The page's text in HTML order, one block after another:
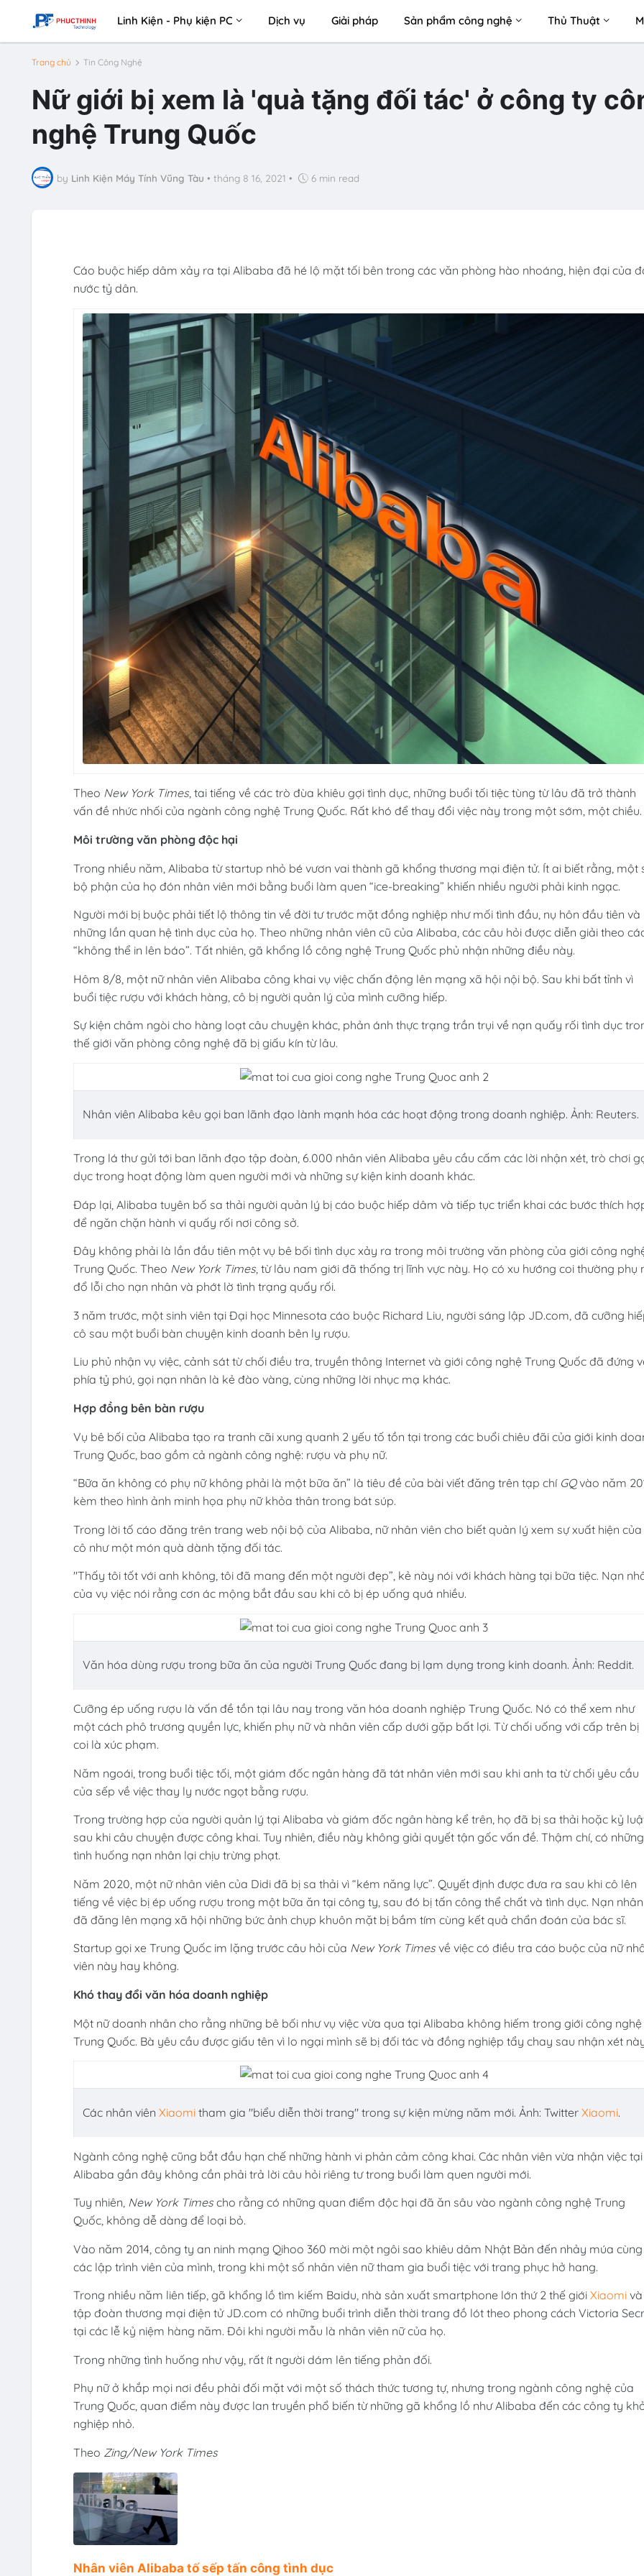
Linh Kiện - Phụ kiện PC Dịch vụ Giải pháp Sản phẩm công nghệ Thủ Thuật
Trang chủ Tin Công Nghệ
Nữ giới bị xem là 'quà tặng đối tác' ở công ty
nghệ Trung Quốc
by Linh Kiện Máy Tính Vũng Tàu • tháng 8 16, 2021 • 6 min read
Cáo buộc hiếp dâm xảy ra tại Alibaba đã hé lộ mặt tối bên trong các văn phòng hào nhoáng, hiện đại của
nước tỷ dân.
Theo New York Times, tai tiếng về các trò đùa khiêu gợi tình dục, những buổi tối tiệc tùng từ lâu đã trở thành
vấn đề nhức nhối của ngành công nghệ Trung Quốc. Rất khó để thay đổi việc này trong một sớm, một chiều.
Môi trường văn phòng độc hại
Trong nhiều năm, Alibaba từ startup nhỏ bé vươn vai thành gã khổng thương mại điện tử. Ít ai biết rằng, một
bộ phận của họ đón nhân viên mới bằng buổi làm quen “ice-breaking” khiến nhiều người phải kinh ngạc.
Người mới bị buộc phải tiết lộ thông tin về đời tư trước mặt đồng nghiệp như mối tình đầu, nụ hôn đầu tiên và
những lần quan hệ tình dục của họ. Theo những nhân viên cũ của Alibaba, các câu hỏi được diễn giải theo
“không thể in lên báo”. Tất nhiên, gã khổng lồ công nghệ Trung Quốc phủ nhận những điều này.
Hôm 8/8, một nữ nhân viên Alibaba công khai vụ việc chấn động lên mạng xã hội nội bộ. Sau khi bất tỉnh vì
buổi tiệc rượu với khách hàng, cô bị người quản lý của mình cưỡng hiếp.
Sự kiện châm ngòi cho hàng loạt câu chuyện khác, phản ánh thực trạng trần trụi về nạn quấy rối tình dục
thế giới văn phòng công nghệ đã bị giấu kín từ lâu.
Nhân viên Alibaba kêu gọi ban lãnh đạo lành mạnh hóa các hoạt động trong doanh nghiệp. Ảnh: Reuters.
Trong lá thư gửi tới ban lãnh đạo tập đoàn, 6.000 nhân viên Alibaba yêu cầu cấm các lời nhận xét, trò chơi
dục trong hoạt động làm quen người mới và những sự kiện kinh doanh khác.
Đáp lại, Alibaba tuyên bố sa thải người quản lý bị cáo buộc hiếp dâm và tiếp tục triển khai các bước thích
để ngăn chặn hành vi quấy rối nơi công sở.
Đây không phải là lần đầu tiên một vụ bê bối tình dục xảy ra trong môi trường văn phòng của giới công
Trung Quốc. Theo New York Times, từ lâu nam giới đã thống trị lĩnh vực này. Họ có xu hướng coi thường phụ
đổ lỗi cho nạn nhân và phớt lờ tình trạng quấy rối.
3 năm trước, một sinh viên tại Đại học Minnesota cáo buộc Richard Liu, người sáng lập JD.com, đã cưỡng
cô sau một buổi bàn chuyện kinh doanh bên ly rượu.
Liu phủ nhận vụ việc, cảnh sát từ chối điều tra, truyền thông Internet và giới công nghệ Trung Quốc đã đứng
phía tỷ phú, gọi nạn nhân là kẻ đào vàng, cùng những lời nhục mạ khác.
Hợp đồng bên bàn rượu
Vụ bê bối của Alibaba tạo ra tranh cãi xung quanh 2 yếu tố tồn tại trong các buổi chiêu đãi của giới kinh
Trung Quốc, bao gồm cả ngành công nghệ: rượu và phụ nữ.
“Bữa ăn không có phụ nữ không phải là một bữa ăn” là tiêu đề của bài viết đăng trên tạp chí GQvào năm
kèm theo hình ảnh minh họa phụ nữ khỏa thân trong bát súp.
Trong lời tố cáo đăng trên trang web nội bộ của Alibaba, nữ nhân viên cho biết quản lý xem sự xuất hiện của
cô như một món quà dành tặng đối tác.
"Thấy tôi tốt với anh không, tôi đã mang đến một người đẹp”, kẻ này nói với khách hàng tại bữa tiệc. Nạn
của vụ việc nói rằng cơn ác mộng bắt đầu sau khi cô bị ép uống quá nhiều.
Văn hóa dùng rượu trong bữa ăn của người Trung Quốc đang bị lạm dụng trong kinh doanh. Ảnh: Reddit.
Cưỡng ép uống rượu là vấn đề tồn tại lâu nay trong văn hóa doanh nghiệp Trung Quốc. Nó có thể xem như
một cách phô trương quyền lực, khiến phụ nữ và nhân viên cấp dưới gặp bất lợi. Từ chối uống với cấp trên bị
coi là xúc phạm.
Năm ngoái, trong buổi tiệc tối, một giám đốc ngân hàng đã tát nhân viên mới sau khi anh ta từ chối yêu cầu
của sếp về việc thay ly nước ngọt bằng rượu.
Trong trường hợp của người quản lý tại Alibaba và giám đốc ngân hàng kể trên, họ đã bị sa thải hoặc kỷ
sau khi câu chuyện được công khai. Tuy nhiên, điều này không giải quyết tận gốc vấn đề. Thậm chí, có những
tình huống nạn nhân lại chịu trừng phạt.
Năm 2020, một nữ nhân viên của Didi đã bị sa thải vì “kém năng lực”. Quyết định được đưa ra sau khi cô lên
tiếng về việc bị ép uống rượu trong một bữa ăn tại công ty, sau đó bị tấn công thể chất và tình dục. Nạn nhân
đã đăng lên mạng xã hội những bức ảnh chụp khuôn mặt bị bầm tím cùng kết quả chẩn đoán của bác sĩ.
Startup gọi xe Trung Quốc im lặng trước câu hỏi của New York Timesvề việc có điều tra cáo buộc của nữ
viên này hay không.
Khó thay đổi văn hóa doanh nghiệp
Một nữ doanh nhân cho rằng những bê bối như vụ việc vừa qua tại Alibaba không hiếm trong giới công nghệ
Trung Quốc. Bà yêu cầu được giấu tên vì lo ngại mình sẽ bị đối tác và đồng nghiệp tẩy chay sau nhận xét
Các nhân viên Xiaomitham gia "biểu diễn thời trang" trong sự kiện mừng năm mới. Ảnh: Twitter Xiaomi.
Ngành công nghệ cũng bắt đầu hạn chế những hành vi phản cảm công khai. Các nhân viên vừa nhận việc tại
Alibaba gần đây không cần phải trả lời câu hỏi riêng tư trong buổi làm quen người mới.
Tuy nhiên, New York Timescho rằng có những quan điểm độc hại đã ăn sâu vào ngành công nghệ Trung
Quốc, không dễ dàng để loại bỏ.
Vào năm 2014, công ty an ninh mạng Qihoo 360 mời một ngôi sao khiêu dâm Nhật Bản đến nhảy múa cùng
các lập trình viên của mình, trong khi một số nhân viên nữ tham gia buổi tiệc với trang phục hở hang.
Trong nhiều năm liên tiếp, gã khổng lồ tìm kiếm Baidu, nhà sản xuất smartphone lớn thứ 2 thế giới Xiaomivà
tập đoàn thương mại điện tử JD.com có những buổi trình diễn thời trang đồ lót theo phong cách Victoria
tại các lễ kỷ niệm hàng năm. Đôi khi người mẫu là nhân viên nữ của họ.
Trong những tình huống như vậy, rất ít người dám lên tiếng phản đối.
Phụ nữ ở khắp mọi nơi đều phải đối mặt với một số thách thức tương tự, nhưng trong ngành công nghệ của
Trung Quốc, quan điểm này được lan truyền phổ biến từ những gã khổng lồ như Alibaba đến các công ty
nghiệp nhỏ.
Theo Zing/New York Times
Nhân viên Alibaba tố sếp tấn công tình dục